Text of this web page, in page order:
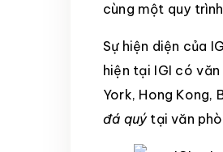
cùng một quy
Sự hiện diện của
hiện tại IGI có
York, Hong Kong,
đá quý tại văn